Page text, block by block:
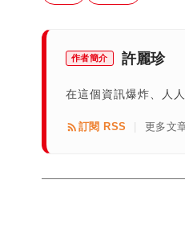
作者簡介 許麗珍
在這個資訊爆炸、人
訂閱 RSS 更多文